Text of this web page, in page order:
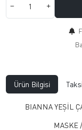
Ürün Bilgisi
BIANNA YEŞİL
MASKE